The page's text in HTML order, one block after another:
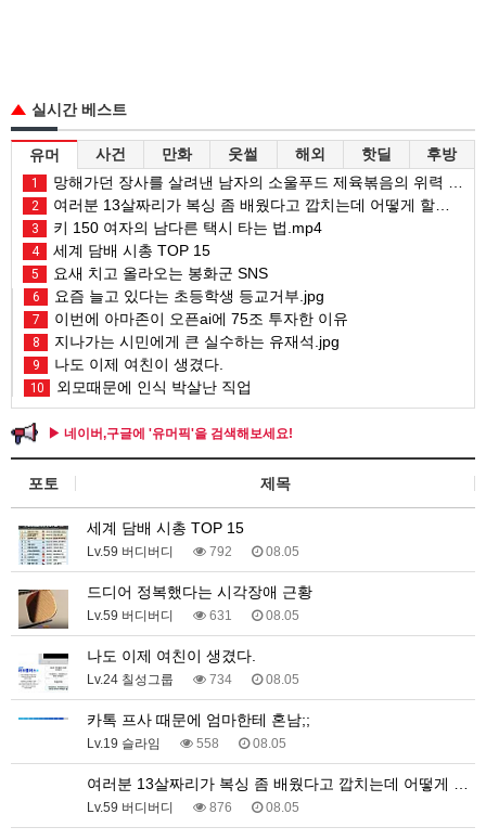
실시간 베스트
유머 사건 만화 웃썰 해외 핫딜 후방
1 망해가던 장사를 살려낸 남자의 소울푸드 제육볶음의 위력 ㅋㅋ
2 여러분 13살짜리가 복싱 좀 배웠다고 깝치는데 어떻게 할까요?
3 키 150 여자의 남다른 택시 타는 법.mp4
4 세계 담배 시총 TOP 15
5 요새 치고 올라오는 봉화군 SNS
6 요즘 늘고 있다는 초등학생 등교거부.jpg
7 이번에 아마존이 오픈ai에 75조 투자한 이유
8 지나가는 시민에게 큰 실수하는 유재석.jpg
9 나도 이제 여친이 생겼다.
10 외모때문에 인식 박살난 직업
▶ 네이버,구글에 '유머픽'을 검색해보세요!
포토 제목
세계 담배 시총 TOP 15
Lv.59 버디버디 792 08.05
드디어 정복했다는 시각장애 근황
Lv.59 버디버디 631 08.05
나도 이제 여친이 생겼다.
Lv.24 칠성그룹 734 08.05
카톡 프사 때문에 엄마한테 혼남;;
Lv.19 슬라임 558 08.05
여러분 13살짜리가 복싱 좀 배웠다고 깝치는데 어떻게 …
Lv.59 버디버디 876 08.05